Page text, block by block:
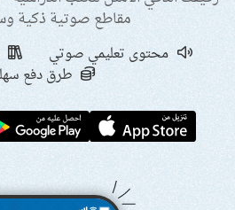
مقاطع صوتية ذكية
محتوى تعليمي صوتي
طرق دفع